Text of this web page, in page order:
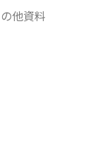
他資料